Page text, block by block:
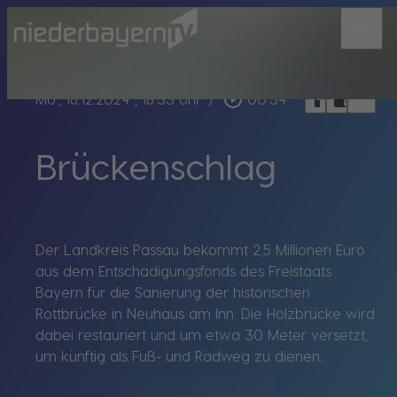
Mo., 16.12.2024, 18:33 Uhr / play_circle_outline 00:34 headphoneschrome_reader_modebookmark_border
Brückenschlag
Der Landkreis Passau bekommt 2,5 Millionen Euro
aus dem Entschädigungsfonds des Freistaats
Bayern für die Sanierung der historischen
Rottbrücke in Neuhaus am Inn. Die Holzbrücke wird
dabei restauriert und um etwa 30 Meter versetzt,
um künftig als Fuß- und Radweg zu dienen.